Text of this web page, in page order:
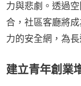
力與悲劇。透過
合，社區客廳將
力的安全網，為
建立青年創業